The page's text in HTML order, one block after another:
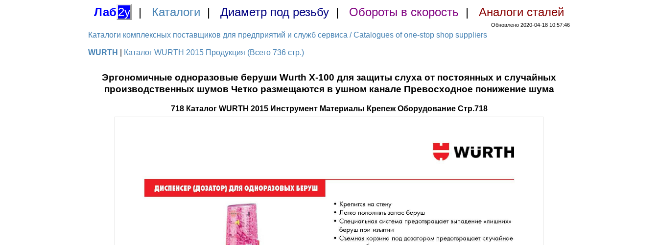
Лаб2у | Каталоги | Диаметр под резьбу | Обороты в скорость | Аналоги сталей
Обновлено 2020-04-18 10:57:46
Каталоги комплексных поставщиков для предприятий и служб сервиса / Catalogues of one-stop shop suppliers
WURTH Каталог WURTH 2015 Продукция (Всего 736 стр.)
Эргономичные одноразовые беруши Wurth Х-100 для защиты слуха от постоянных и случайных
производственных шумов Четко размещаются в ушном канале Превосходное понижение шума
718 Каталог WURTH 2015 Инструмент Материалы Крепеж Оборудование Стр.718